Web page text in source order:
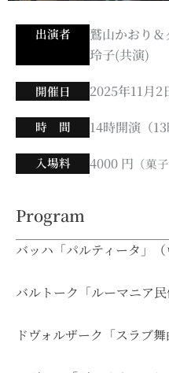
出演者
鷲山かおり
玲子(共演)
開催日 2025年11月2
時 間 14時開演（
入場料 4000 円 （菓
Program
バッハ「パルティータ」（
バルトーク「ルーマニア民
ドヴォルザーク「スラブ舞